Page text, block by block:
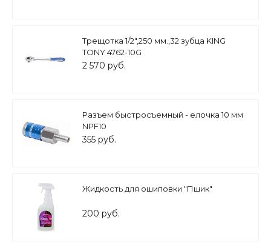
Трещотка 1/2",250 мм.,32 зубца KING
TONY 4762-10G
2 570 руб.
Разъем быстросъемный - елочка 10 мм
NPF10
355 руб.
Жидкость для ошиповки "Пшик"
200 руб.